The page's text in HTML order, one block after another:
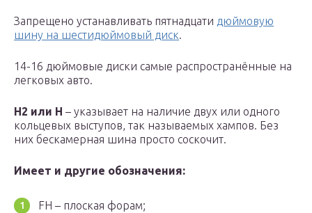
Запрещено устанавливать пятнадцати дюймовую
шину на шестидюймовый диск.
14-16 дюймовые диски самые распространённые на
легковых авто.
Н2 или H – указывает на наличие двух или одного
кольцевых выступов, так называемых хампов. Без
них бескамерная шина просто соскочит.
Имеет и другие обозначения:
FH – плоская форам;